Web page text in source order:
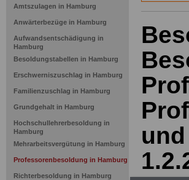
Amtszulagen in Hamburg
Anwärterbezüge in Hamburg
Aufwandsentschädigung in
Hamburg
Besoldungstabellen in Hamburg
Erschwerniszuschlag in Hamburg
Familienzuschlag in Hamburg
Grundgehalt in Hamburg
Hochschullehrerbesoldung in
Hamburg
Mehrarbeitsvergütung in Hamburg
Professorenbesoldung in Hamburg
Richterbesoldung in Hamburg